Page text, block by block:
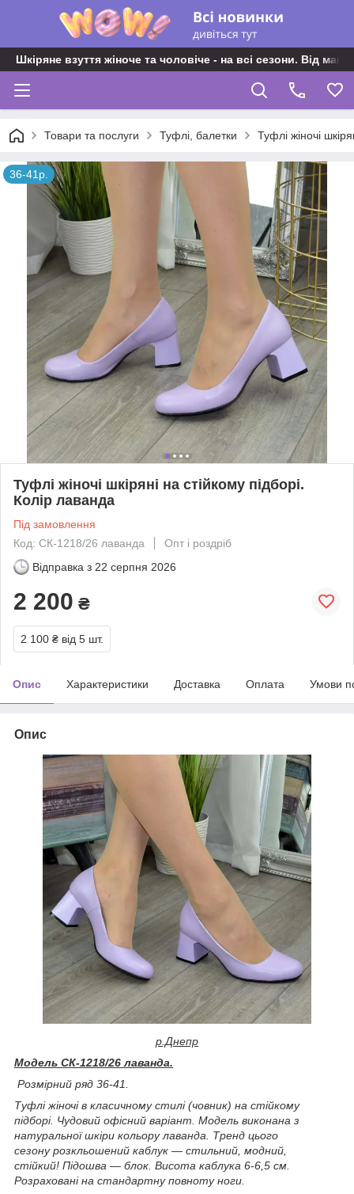
Шкіряне взуття жіноче та чоловіче - на всі сезони. Від
Товари та послуги Туфлі, балетки Туфлі жіночі
36-41р.
Туфлі жіночі шкіряні на стійкому підборі.
Колір лаванда
Під замовлення
Код: СК-1218/26 лаванда
Опт і роздріб
Відправка з 22 серпня 2026
2 200 ₴
2 100 ₴ від 5 шт.
Опис Характеристики Доставка Оплата Умови
Опис
р.Днепр
Модель СК-1218/26 лаванда.
Розмірний ряд 36-41.
Туфлі жіночі в класичному стилі (човник) на стійкому
підборі. Чудовий офісний варіант. Модель виконана з
натуральної шкіри кольору лаванда. Тренд цього
сезону розкльошений каблук — стильний, модний,
стійкий! Підошва — блок. Висота каблука 6-6,5 см.
Розраховані на стандартну повноту ноги.